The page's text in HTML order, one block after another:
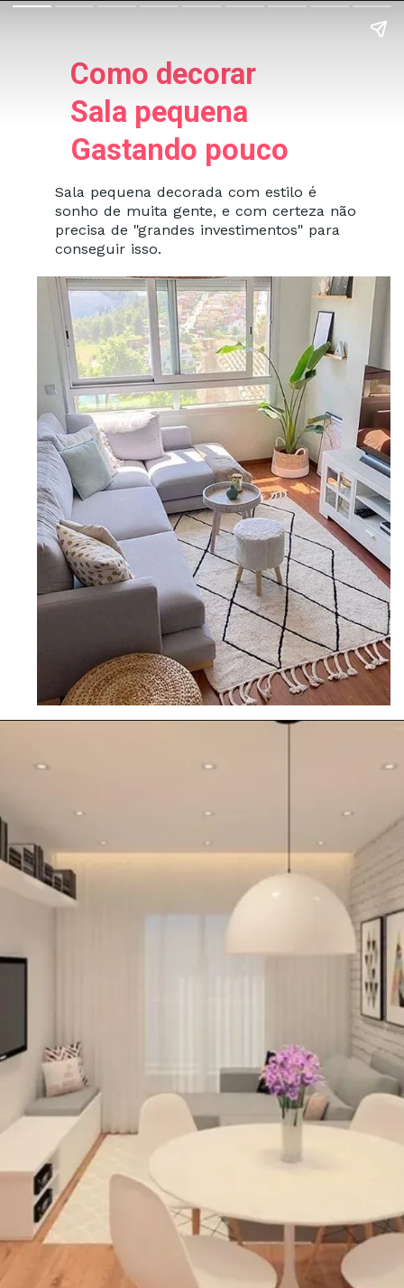
Sala pequena decorada com estilo é
sonho de muita gente, e com certeza não
precisa de "grandes investimentos" para
conseguir isso.
Como decorar
Sala pequena
Gastando pouco